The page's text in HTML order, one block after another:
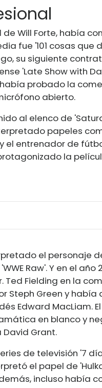
Will Forte, había
fue '101 cosas
su siguiente
'Late Show with
había probado la
abierto.
al elenco de
papeles
el entrenador de
la
el personaje
Raw'. Y en el año
Ted Fielding en la
Steph Green y
Edward MacLiam.
en blanco y
Grant.
de televisión '7
el papel de
incluso había